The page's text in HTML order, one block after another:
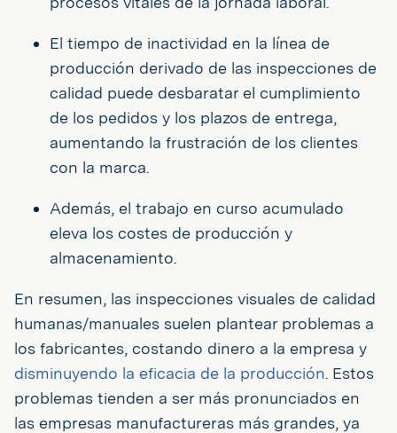
El tiempo de inactividad en la línea de
producción derivado de las inspecciones de
calidad puede desbaratar el cumplimiento
de los pedidos y los plazos de entrega,
aumentando la frustración de los clientes
con la marca.
Además, el trabajo en curso acumulado
eleva los costes de producción y
almacenamiento.
En resumen, las inspecciones visuales de calidad
humanas/manuales suelen plantear problemas a
los fabricantes, costando dinero a la empresa y
disminuyendo la eficacia de la producción. Estos
problemas tienden a ser más pronunciados en
las empresas manufactureras más grandes, ya